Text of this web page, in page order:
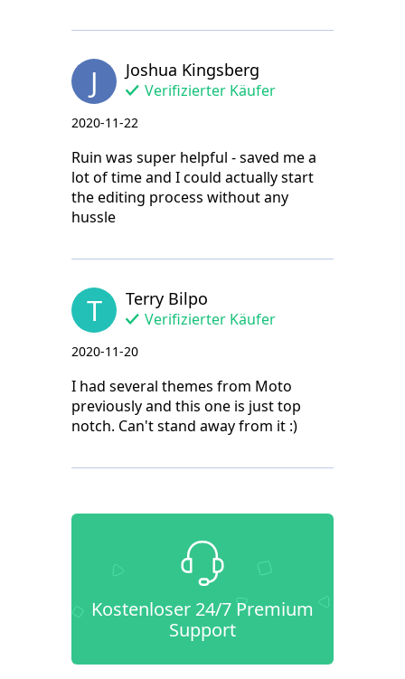
J Joshua Kingsberg
Verifizierter Käufer
2020-11-22
Ruin was super helpful - saved me a
lot of time and I could actually start
the editing process without any
hussle
T Terry Bilpo
Verifizierter Käufer
2020-11-20
I had several themes from Moto
previously and this one is just top
notch. Can't stand away from it :)
Kostenloser 24/7 Premium
Support